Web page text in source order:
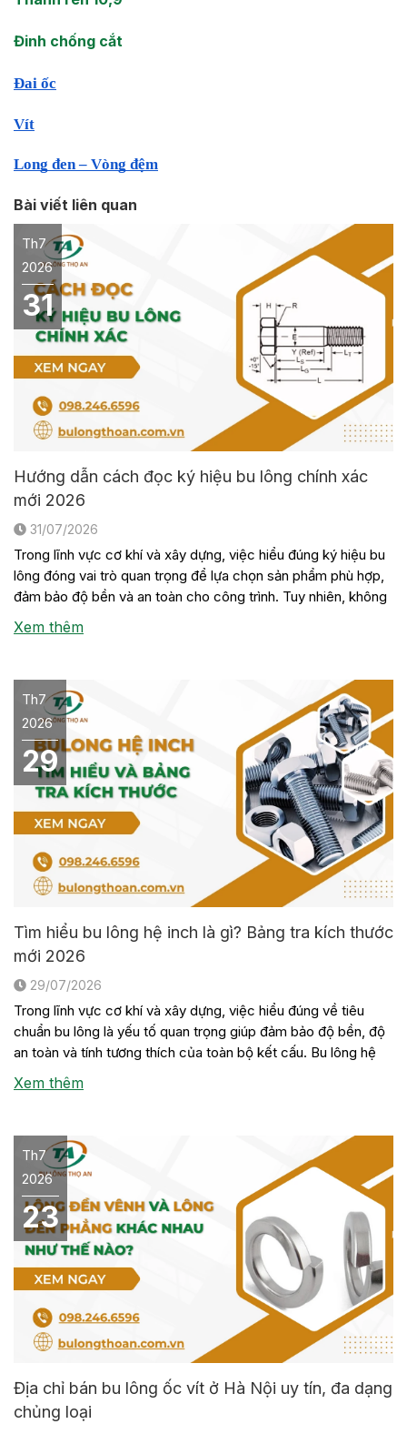
Đinh chống cắt
Đai ốc
Vít
Long đen – Vòng đệm
Bài viết liên quan
Th7
2026
31
Hướng dẫn cách đọc ký hiệu bu lông chính xác
mới 2026
31/07/2026
Trong lĩnh vực cơ khí và xây dựng, việc hiểu đúng ký hiệu bu
lông đóng vai trò quan trọng để lựa chọn sản phẩm phù hợp,
đảm bảo độ bền và an toàn cho công trình. Tuy nhiên, không
phải ai cũng nắm rõ ý nghĩa của các con số, chữ cái hay tiêu
[…]
Xem thêm
Th7
2026
29
Tìm hiểu bu lông hệ inch là gì? Bảng tra kích thước
mới 2026
29/07/2026
Trong lĩnh vực cơ khí và xây dựng, việc hiểu đúng về tiêu
chuẩn bu lông là yếu tố quan trọng giúp đảm bảo độ bền, độ
an toàn và tính tương thích của toàn bộ kết cấu. Bu lông hệ
inch là một trong những loại bu lông được sử dụng phổ biến
trong […]
Xem thêm
Th7
2026
23
Địa chỉ bán bu lông ốc vít ở Hà Nội uy tín, đa dạng
chủng loại